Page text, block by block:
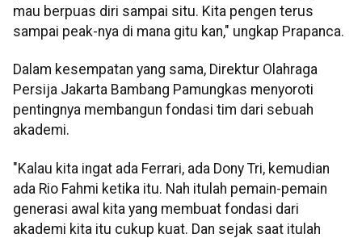
mau berpuas diri sampai situ. Kita pengen terus
sampai peak-nya di mana gitu kan," ungkap Prapanca.
Dalam kesempatan yang sama, Direktur Olahraga
Persija Jakarta Bambang Pamungkas menyoroti
pentingnya membangun fondasi tim dari sebuah
akademi.
"Kalau kita ingat ada Ferrari, ada Dony Tri, kemudian
ada Rio Fahmi ketika itu. Nah itulah pemain-pemain
generasi awal kita yang membuat fondasi dari
akademi kita itu cukup kuat. Dan sejak saat itulah